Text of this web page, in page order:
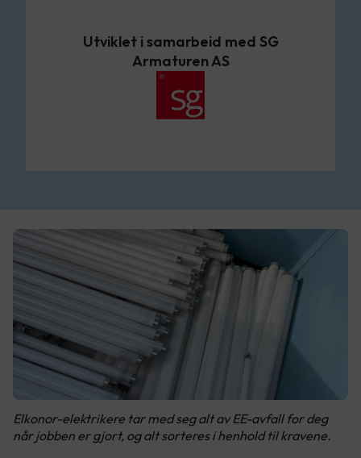
Utviklet i samarbeid med SG
Armaturen AS
Elkonor-elektrikere tar med seg alt av EE-avfall for deg
når jobben er gjort, og alt sorteres i henhold til kravene.